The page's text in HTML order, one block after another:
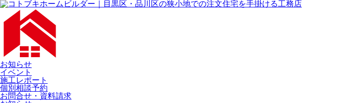
お知らせ
イベント
施工レポート
個別相談予約
お問合せ・資料請求